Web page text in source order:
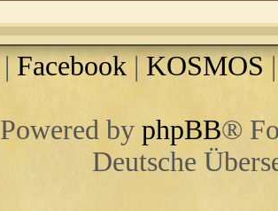
| Facebook| KOSMOS
Powered by phpBB®
Deutsche